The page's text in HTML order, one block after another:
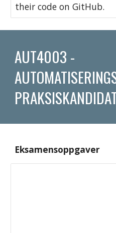
their code on GitHub.
AUT4003 -
Eksamensoppgaver